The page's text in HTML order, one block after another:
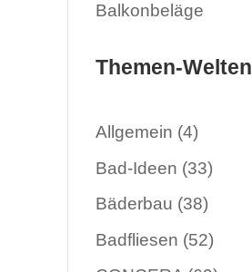
Balkonbeläge
Themen-Welten
Allgemein (4)
Bad-Ideen (33)
Bäderbau (38)
Badfliesen (52)